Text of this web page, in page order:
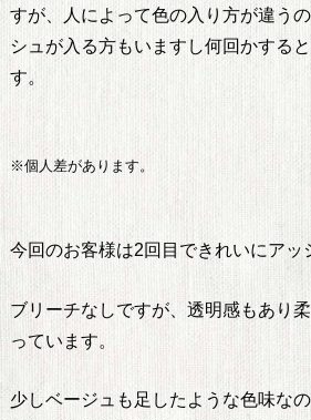
すが、人によって色の入り方が違う
シュが入る方もいますし何回かする
す。
※個人差があります。
今回のお客様は2回目できれいにアッ
ブリーチなしですが、透明感もあり
っています。
少しベージュも足したような色味な